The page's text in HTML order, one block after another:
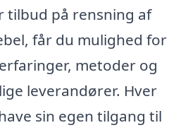
tilbud på rensning af
får du mulighed for
metoder og
leverandører. Hver
sin egen tilgang til